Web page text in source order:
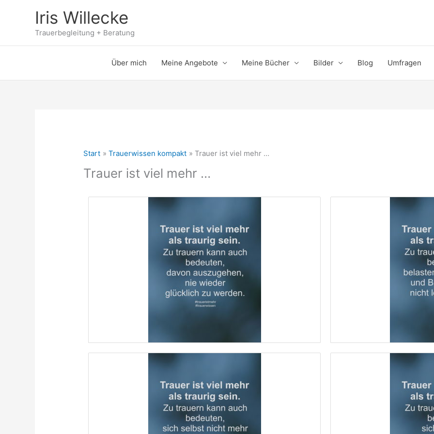
Iris Willecke
Trauerbegleitung + Beratung
Über mich Meine Angebote Meine Bücher Bilder Blog Umfragen
Start Trauerwissen kompakt Trauer ist viel mehr …
Trauer ist viel mehr …